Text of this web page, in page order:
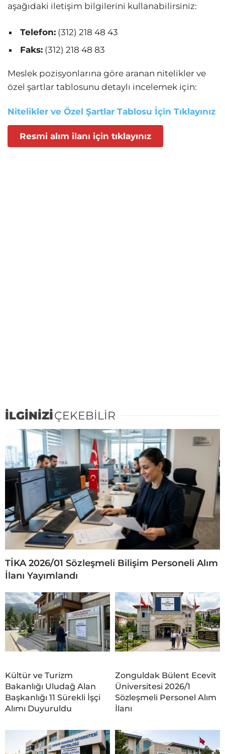
aşağıdaki iletişim bilgilerini kullanabilirsiniz:
Telefon: (312) 218 48 43
Faks: (312) 218 48 83
Meslek pozisyonlarına göre aranan nitelikler ve
özel şartlar tablosunu detaylı incelemek için:
Nitelikler ve Özel Şartlar Tablosu İçin Tıklayınız
Resmi alım ilanı için tıklayınız
İLGİNİZİÇEKEBİLİR
TİKA 2026/01 Sözleşmeli Bilişim Personeli Alım
İlanı Yayımlandı
Kültür ve Turizm
Bakanlığı Uludağ Alan
Başkanlığı 11 Sürekli İşçi
Alımı Duyuruldu
Zonguldak Bülent Ecevit
Üniversitesi 2026/1
Sözleşmeli Personel Alım
İlanı